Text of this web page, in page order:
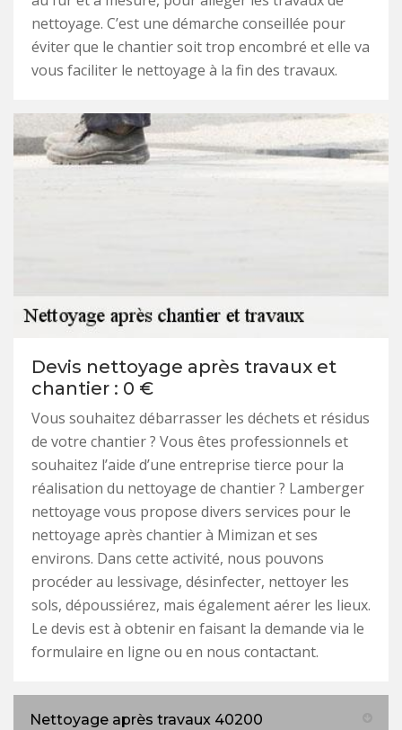
nettoyage. C’est une démarche conseillée pour
éviter que le chantier soit trop encombré et elle va
vous faciliter le nettoyage à la fin des travaux.
Devis nettoyage après travaux et
chantier : 0 €
Vous souhaitez débarrasser les déchets et résidus
de votre chantier ? Vous êtes professionnels et
souhaitez l’aide d’une entreprise tierce pour la
réalisation du nettoyage de chantier ? Lamberger
nettoyage vous propose divers services pour le
nettoyage après chantier à Mimizan et ses
environs. Dans cette activité, nous pouvons
procéder au lessivage, désinfecter, nettoyer les
sols, dépoussiérez, mais également aérer les lieux.
Le devis est à obtenir en faisant la demande via le
formulaire en ligne ou en nous contactant.
Nettoyage après travaux 40200